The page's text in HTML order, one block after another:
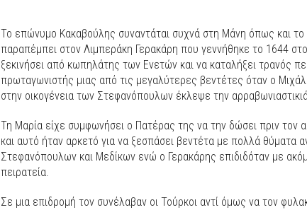
Το επώνυμο Κακαβούλης συναντάται συχνά στη Μάνη όπως και το
παραπέμπει στον Λιμπεράκη Γερακάρη που γεννήθηκε το 1644
ξεκινήσει από κωπηλάτης των Ενετών και να καταλήξει τρανός
πρωταγωνιστής μιας από τις μεγαλύτερες βεντέτες όταν ο
στην οικογένεια των Στεφανόπουλων έκλεψε την
Τη Μαρία είχε συμφωνήσει ο Πατέρας της να την δώσει πριν τον
και αυτό ήταν αρκετό για να ξεσπάσει βεντέτα με πολλά θύματα
Στεφανόπουλων και Μεδίκων ενώ ο Γερακάρης επιδιδόταν με
πειρατεία.
Σε μια επιδρομή τον συνέλαβαν οι Τούρκοι αντί όμως να τον